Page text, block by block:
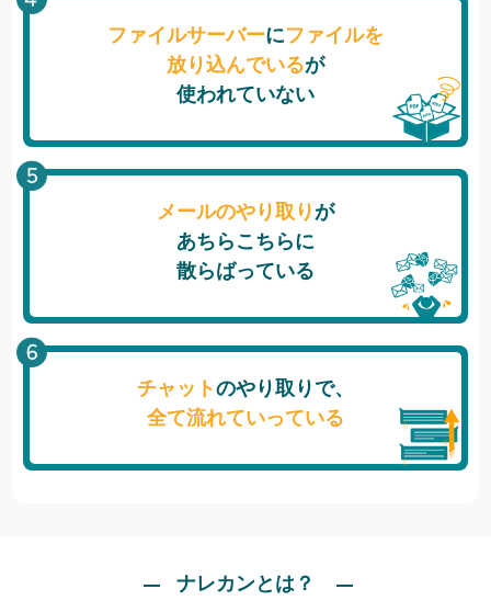
ファイルサーバーにファイルを
放り込んでいるが
使われていない
メールのやり取り が
あちらこちらに
散らばっている
チャットのやり取りで、
全て流れていっている
ナレカンとは？